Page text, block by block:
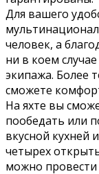
Для вашего
человек, а
ни в коем
экипажа. Более
сможете
На яхте вы
пообедать или
вкусной кухней
четырех
можно